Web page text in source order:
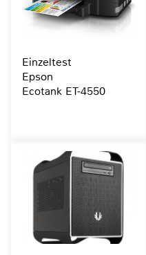
Einzeltest
Epson
Ecotank ET-4550